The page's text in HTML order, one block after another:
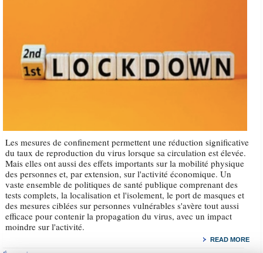
Les mesures de confinement permettent une réduction significative
du taux de reproduction du virus lorsque sa circulation est élevée.
Mais elles ont aussi des effets importants sur la mobilité physique
des personnes et, par extension, sur l'activité économique. Un
vaste ensemble de politiques de santé publique comprenant des
tests complets, la localisation et l'isolement, le port de masques et
des mesures ciblées sur personnes vulnérables s'avère tout aussi
efficace pour contenir la propagation du virus, avec un impact
moindre sur l'activité.
READ MORE